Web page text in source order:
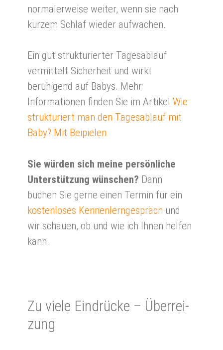
normalerweise weiter, wenn sie nach
kurzem Schlaf wieder aufwachen.
Ein gut strukturierter Tagesablauf
vermittelt Sicherheit und wirkt
beruhigend auf Babys. Mehr
Informationen finden Sie im Artikel Wie
strukturiert man den Tagesablauf mit
Baby? Mit Beipielen
Sie würden sich meine persönliche
Unterstützung wünschen? Dann
buchen Sie gerne einen Termin für ein
kostenloses Kennenlerngespräch und
wir schauen, ob und wie ich Ihnen helfen
kann.
Zu vie­le Ein­drü­cke – Über­rei­
zung